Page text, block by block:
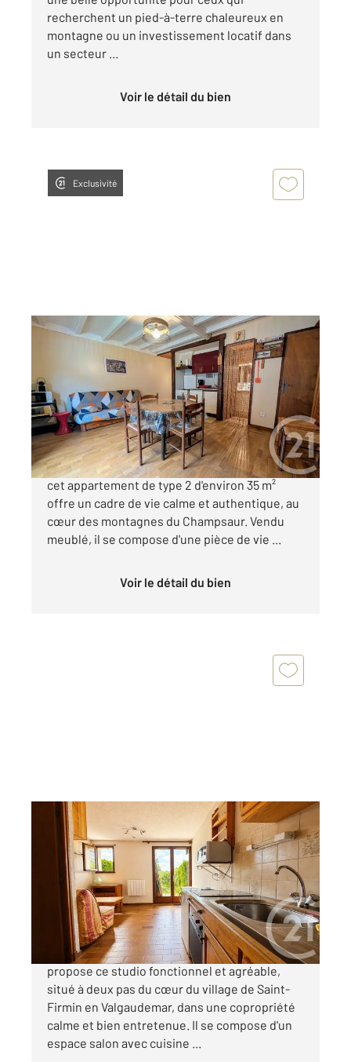
recherchent un pied-à-terre chaleureux en
montagne ou un investissement locatif dans
un secteur ...
Voir le détail du bien
Exclusivité
CHAMPOLEON 05
, 2 pièces
Appartement T2 à vendre
65 000 €
Situé dans la vallée préservée de Champoléon,
cet appartement de type 2 d'environ 35 m²
offre un cadre de vie calme et authentique, au
cœur des montagnes du Champsaur. Vendu
meublé, il se compose d'une pièce de vie ...
Voir le détail du bien
ST FIRMIN EN VALGODEMARD 05
18,19 m2, 1 pièce
Ref : 1222
Appartement Studio à vendre
53 000 €
Votre agence Century 21 Interalpes vous
propose ce studio fonctionnel et agréable,
situé à deux pas du cœur du village de Saint-
Firmin en Valgaudemar, dans une copropriété
calme et bien entretenue. Il se compose d'un
espace salon avec cuisine ...